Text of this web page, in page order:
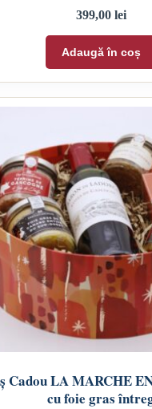
399,00 lei
Adaugă în coș
Cadou LA MARCHE
cu foie gras